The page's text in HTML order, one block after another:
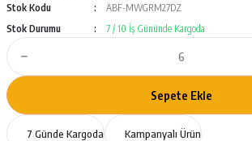
Stok Kodu
ABF-MWGRM27DZ
Stok Durumu
7 / 10 İş Gününde Kargoda
Sepete Ekle
7 Günde Kargoda Kampanyalı Ürün